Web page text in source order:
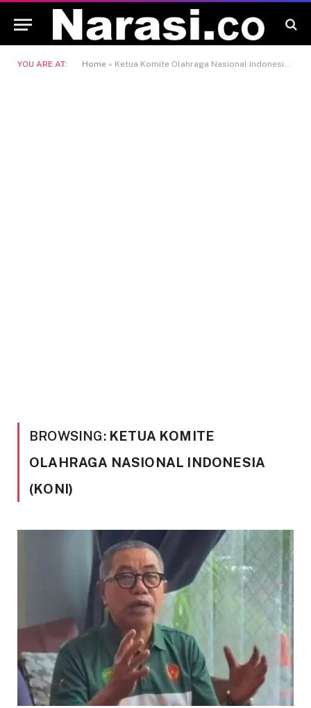
YOU ARE AT: Home » Ketua Komite Olahraga Nasional Indonesia (KONI)
BROWSING: KETUA KOMITE
OLAHRAGA NASIONAL INDONESIA
(KONI)